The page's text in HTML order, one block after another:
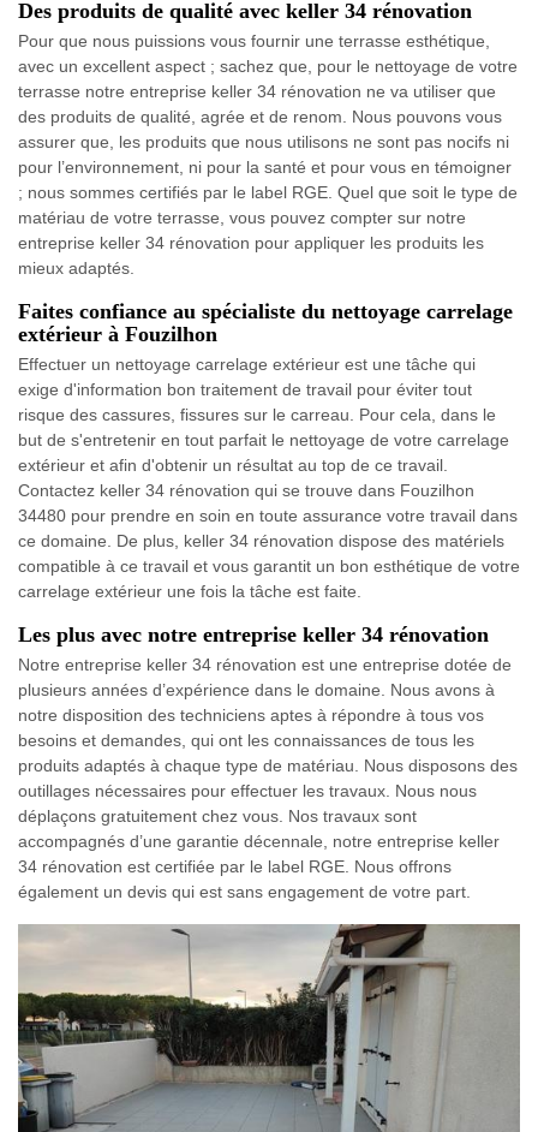
Des produits de qualité avec keller 34 rénovation
Pour que nous puissions vous fournir une terrasse esthétique,
avec un excellent aspect ; sachez que, pour le nettoyage de votre
terrasse notre entreprise keller 34 rénovation ne va utiliser que
des produits de qualité, agrée et de renom. Nous pouvons vous
assurer que, les produits que nous utilisons ne sont pas nocifs ni
pour l’environnement, ni pour la santé et pour vous en témoigner
; nous sommes certifiés par le label RGE. Quel que soit le type de
matériau de votre terrasse, vous pouvez compter sur notre
entreprise keller 34 rénovation pour appliquer les produits les
mieux adaptés.
Faites confiance au spécialiste du nettoyage carrelage
extérieur à Fouzilhon
Effectuer un nettoyage carrelage extérieur est une tâche qui
exige d'information bon traitement de travail pour éviter tout
risque des cassures, fissures sur le carreau. Pour cela, dans le
but de s'entretenir en tout parfait le nettoyage de votre carrelage
extérieur et afin d'obtenir un résultat au top de ce travail.
Contactez keller 34 rénovation qui se trouve dans Fouzilhon
34480 pour prendre en soin en toute assurance votre travail dans
ce domaine. De plus, keller 34 rénovation dispose des matériels
compatible à ce travail et vous garantit un bon esthétique de votre
carrelage extérieur une fois la tâche est faite.
Les plus avec notre entreprise keller 34 rénovation
Notre entreprise keller 34 rénovation est une entreprise dotée de
plusieurs années d’expérience dans le domaine. Nous avons à
notre disposition des techniciens aptes à répondre à tous vos
besoins et demandes, qui ont les connaissances de tous les
produits adaptés à chaque type de matériau. Nous disposons des
outillages nécessaires pour effectuer les travaux. Nous nous
déplaçons gratuitement chez vous. Nos travaux sont
accompagnés d’une garantie décennale, notre entreprise keller
34 rénovation est certifiée par le label RGE. Nous offrons
également un devis qui est sans engagement de votre part.